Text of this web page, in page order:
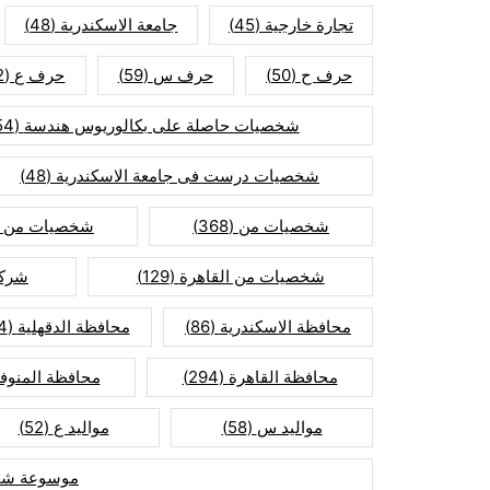
تجارة خارجية (45) جامعة الاسكندرية (48)
حرف ح (50) حرف س (59) حرف ع (52)
شخصيات حاصلة على بكالوريوس هندسة (154)
شخصيات درست فى جامعة الاسكندرية (48)
شخصيات من (368) شخصيات من
شخصيات من القاهرة (129)
محافظة الاسكندرية (86) محافظة الدقهلية (74)
محافظة القاهرة (294) محافظة
مواليد س (58) مواليد ع (52)
موسوعة